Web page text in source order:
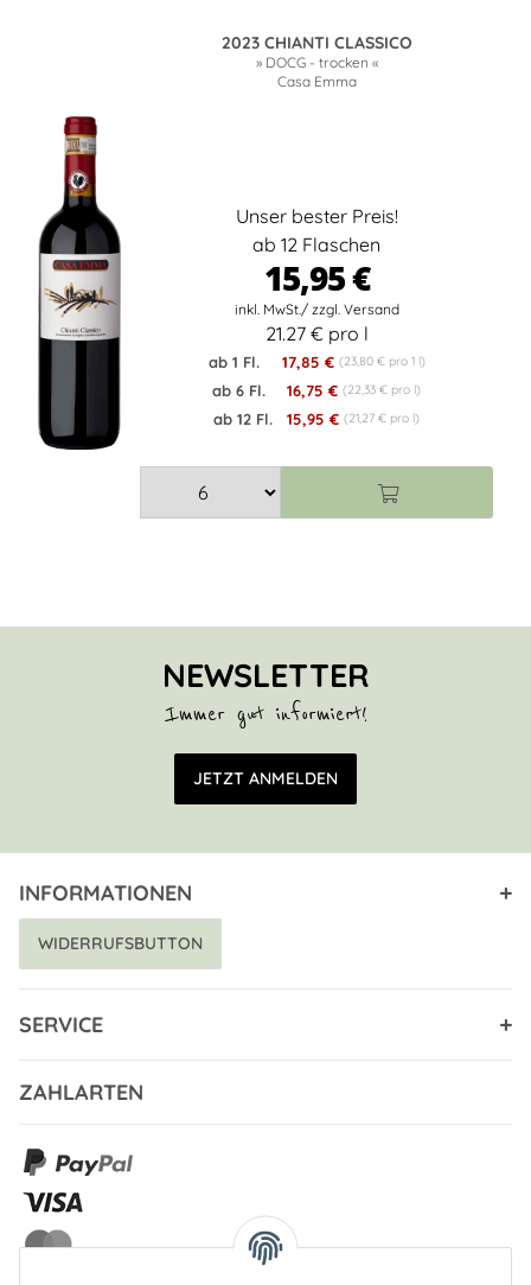
2023 CHIANTI CLASSICO
» DOCG - trocken «
Casa Emma
Unser bester Preis!
ab 12 Flaschen
15,95 €
21.27 € pro l
ab 1 Fl. 17,85 € (23,80 € pro 1 l)
ab 6 Fl. 16,75 € (22,33 € pro l)
ab 12 Fl. 15,95 € (21,27 € pro l)
NEWSLETTER
Immer gut informiert!
E-Mail Adresse
JETZT ANMELDEN
INFORMATIONEN
WIDERRUFSBUTTON
SERVICE
ZAHLARTEN